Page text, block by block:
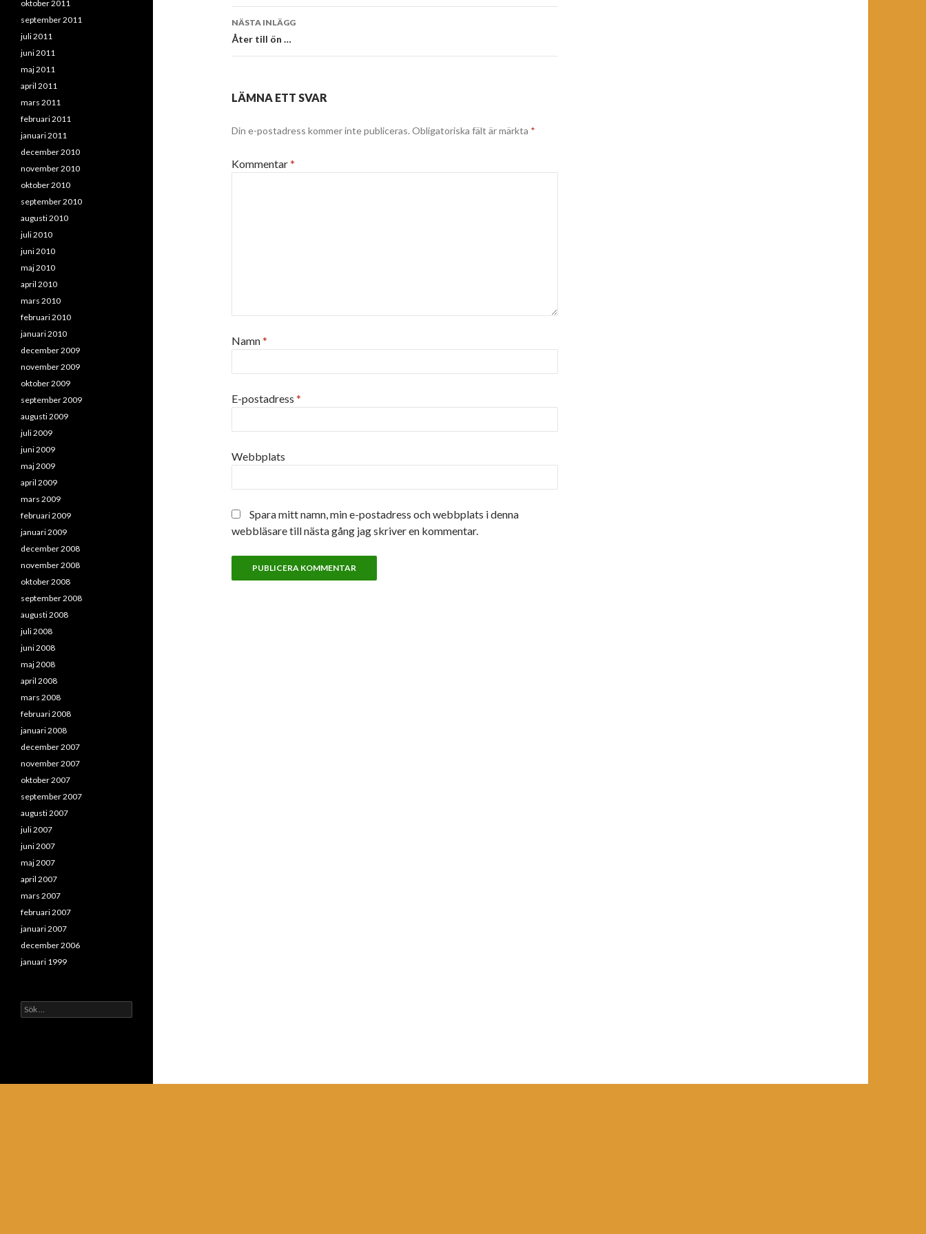
NÄSTA INLÄGG
Åter till ön …
LÄMNA ETT SVAR
Din e-postadress kommer inte publiceras. Obligatoriska fält är märkta *
Kommentar*
Namn*
E-postadress *
Webbplats
Spara mitt namn, min e-postadress och webbplats i denna
webbläsare till nästa gång jag skriver en kommentar.
oktober 2011
september 2011
juli 2011
juni 2011
maj 2011
april 2011
mars 2011
februari 2011
januari 2011
december 2010
november 2010
oktober 2010
september 2010
augusti 2010
juli 2010
juni 2010
maj 2010
april 2010
mars 2010
februari 2010
januari 2010
december 2009
november 2009
oktober 2009
september 2009
augusti 2009
juli 2009
juni 2009
maj 2009
april 2009
mars 2009
februari 2009
januari 2009
december 2008
november 2008
oktober 2008
september 2008
augusti 2008
juli 2008
juni 2008
maj 2008
april 2008
mars 2008
februari 2008
januari 2008
december 2007
november 2007
oktober 2007
september 2007
augusti 2007
juli 2007
juni 2007
maj 2007
april 2007
mars 2007
februari 2007
januari 2007
december 2006
januari 1999
Sök
efter: